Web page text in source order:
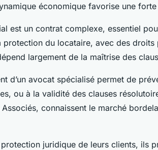
économique favorise une
est un contrat complexe, essentiel
protection du locataire, avec des
largement de la maîtrise des
d’un avocat spécialisé permet de
ou à la validité des clauses
Associés, connaissent le marché
juridique de leurs clients, ils